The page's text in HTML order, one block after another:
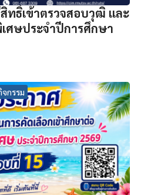
ทธิ์เข้าตรวจสอบวุฒิ และ
ศษประจำปีการศึกษา
กรรม